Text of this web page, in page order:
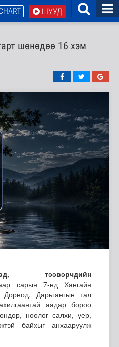
ШУУД
шөнөдөө 16 хэм
тээвэрчдийн
сарын 7-нд Хангайн
Дорнод, Дарьгангын тал
аадар бороо
нөөлөг салхи, үер,
байхыг анхааруулж